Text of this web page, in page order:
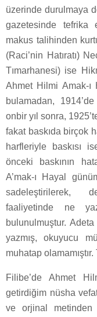
üzerinde durulmaya
gazetesinde tefrika
makus talihinden
(Raci’nin Hatıratı)
Tımarhanesi) ise
Ahmet Hilmi Amak-ı
bulamadan,
onbir yıl sonra,
fakat baskıda birçok
harfleriyle baskısı
önceki baskının
A’mak-ı Hayal
sadeleştirilerek,
faaliyetinde ne
bulunulmuştur.
yazmış, okuyucu
muhatap
Filibe’de Ahmet
getirdiğim nüsha
ve orjinal metinden